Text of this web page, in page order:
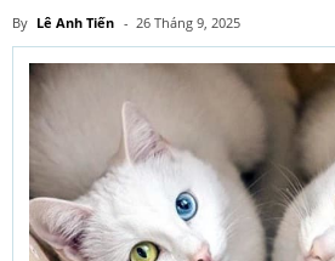
By Lê Anh Tiến - 26 Tháng 9, 2025